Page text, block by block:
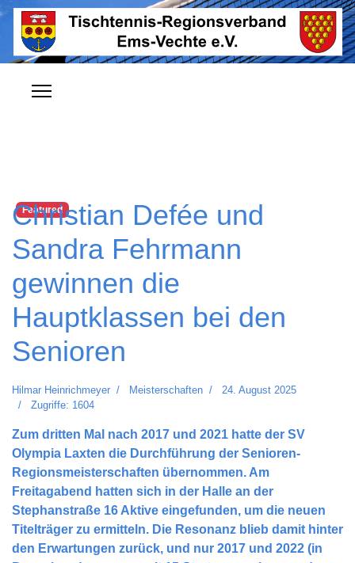
Featured
Christian Defée und
Sandra Fehrmann
gewinnen die
Hauptklassen bei den
Senioren
Hilmar Heinrichmeyer Meisterschaften
24. August 2025
Zugriffe: 1604
Zum dritten Mal nach 2017 und 2021 hatte der SV
Olympia Laxten die Durchführung der Senioren-
Regionsmeisterschaften übernommen. Am
Freitagabend hatten sich in der Halle an der
Stephanstraße 16 Aktive eingefunden, um die neuen
Titelträger zu ermitteln. Die Resonanz blieb damit hinter
den Erwartungen zurück, und nur 2017 und 2022 (in